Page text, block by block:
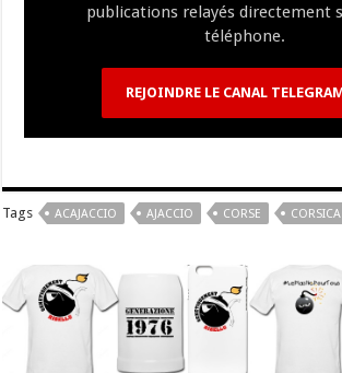
publications relayés directement
téléphone.
REJOINDRE LE CANAL
Tags ACAJACCIO AJACCIO CORSE CORSICA